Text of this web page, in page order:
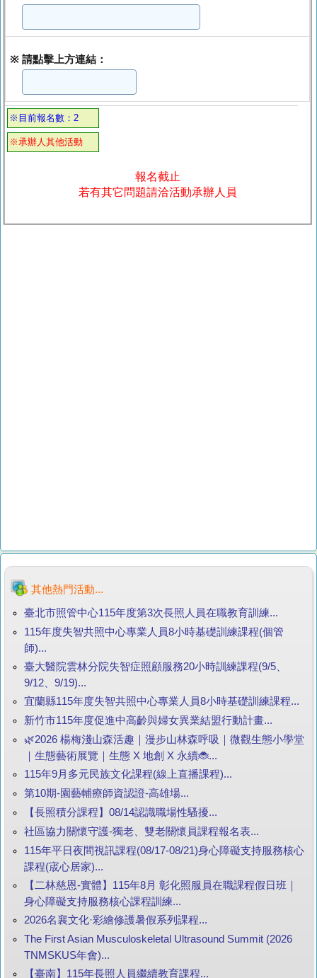
※ 請點擊上方連結：
※目前報名數：2
※承辦人其他活動
報名截止
若有其它問題請洽活動承辦人員
其他熱門活動...
臺北市照管中心115年度第3次長照人員在職教育訓練...
115年度失智共照中心專業人員8小時基礎訓練課程(個管
師)...
臺大醫院雲林分院失智症照顧服務20小時訓練課程(9/5、
9/12、9/19)...
宜蘭縣115年度失智共照中心專業人員8小時基礎訓練課程...
新竹市115年度促進中高齡與婦女異業結盟行動計畫...
🌿2026 楊梅淺山森活趣｜漫步山林森呼吸｜微觀生態小學堂
｜生態藝術展覽｜生態 X 地創 X 永續🐞...
115年9月多元民族文化課程(線上直播課程)...
第10期-園藝輔療師資認證-高雄場...
【長照積分課程】08/14認識職場性騷擾...
社區協力關懷守護-獨老、雙老關懷員課程報名表...
115年平日夜間視訊課程(08/17-08/21)身心障礙支持服務核心
課程(宬心居家)...
【二林慈恩-實體】115年8月 彰化照服員在職課程假日班｜
身心障礙支持服務核心課程訓練...
2026名襄文化·彩繪修護暑假系列課程...
The First Asian Musculoskeletal Ultrasound Summit (2026
TNMSKUS年會)...
【臺南】115年長照人員繼續教育課程...